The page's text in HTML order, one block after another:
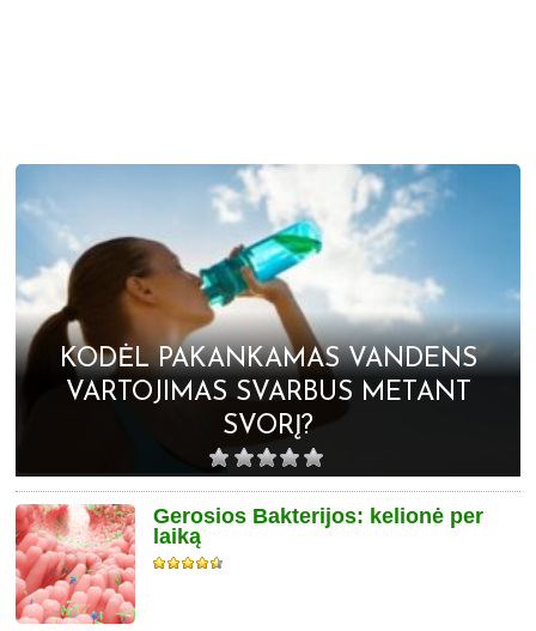
KODĖL PAKANKAMAS VANDENS
VARTOJIMAS SVARBUS METANT
SVORĮ?
Gerosios Bakterijos: kelionė per
laiką